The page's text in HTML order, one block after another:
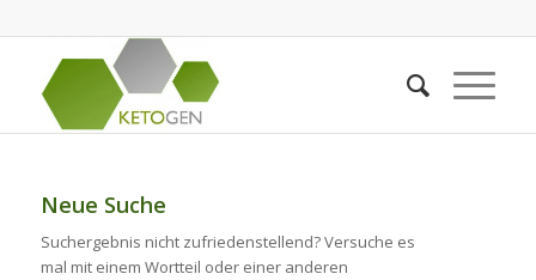
Neue Suche
Suchergebnis nicht zufriedenstellend? Versuche es
mal mit einem Wortteil oder einer anderen